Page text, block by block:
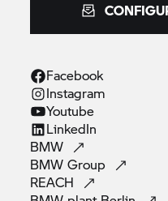
Facebook
Instagram
Youtube
LinkedIn
BMW
BMWGroup
REACH